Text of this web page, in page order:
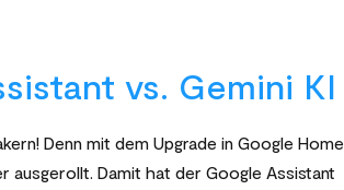
vs. Gemini KI
Denn mit dem Upgrade in Google Home
Damit hat der Google Assistant